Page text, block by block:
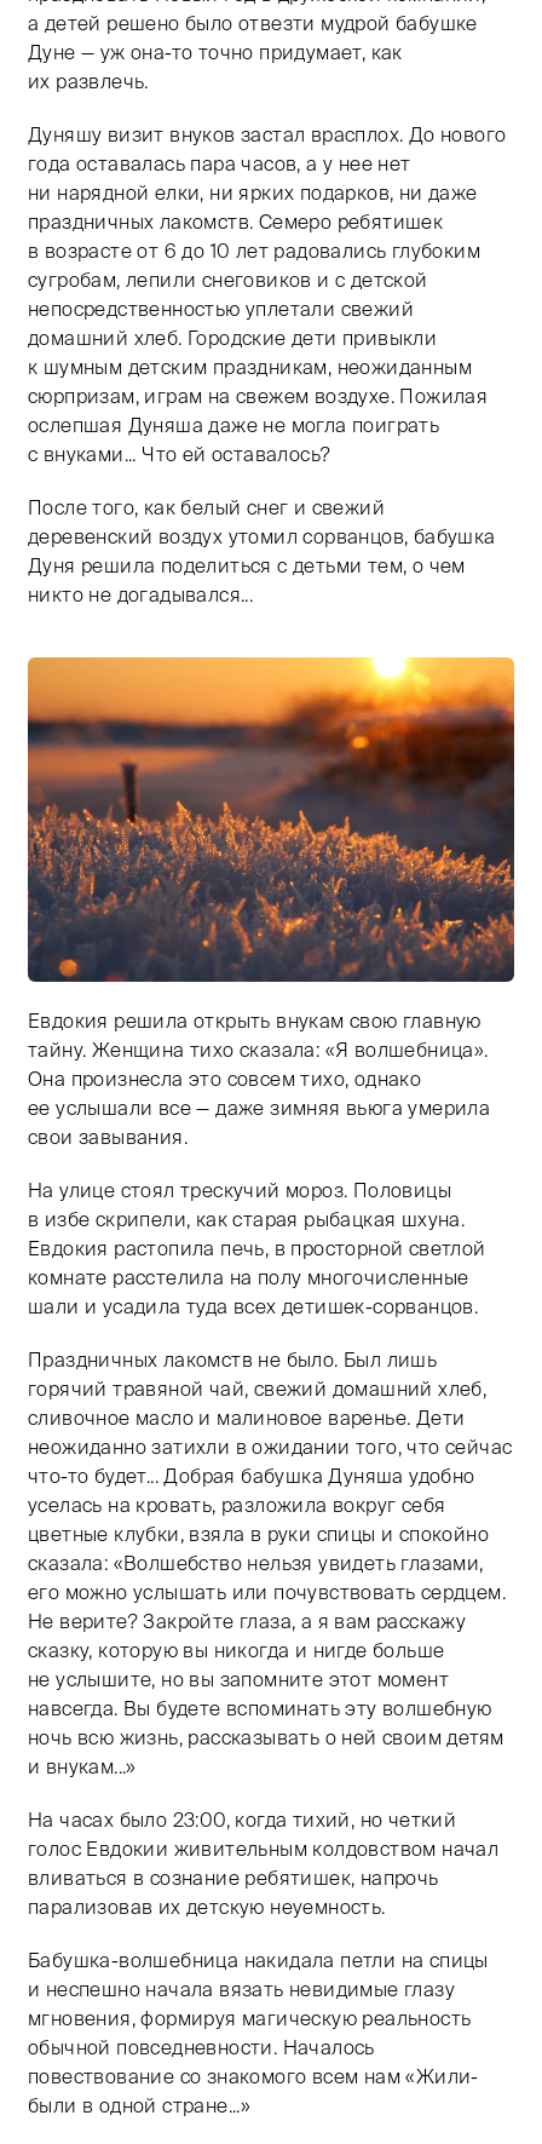
а детей решено было отвезти мудрой бабушке
Дуне — уж она-то точно придумает, как
их развлечь.
Дуняшу визит внуков застал врасплох. До нового
года оставалась пара часов, а у нее нет
ни нарядной елки, ни ярких подарков, ни даже
праздничных лакомств. Семеро ребятишек
в возрасте от 6 до 10 лет радовались глубоким
сугробам, лепили снеговиков и с детской
непосредственностью уплетали свежий
домашний хлеб. Городские дети привыкли
к шумным детским праздникам, неожиданным
сюрпризам, играм на свежем воздухе. Пожилая
ослепшая Дуняша даже не могла поиграть
с внуками... Что ей оставалось?
После того, как белый снег и свежий
деревенский воздух утомил сорванцов, бабушка
Дуня решила поделиться с детьми тем, о чем
никто не догадывался...
Тифлокомментарий: цветная фотография. Яркое
Евдокия решила открыть внукам свою главную
тайну. Женщина тихо сказала: «Я волшебница».
Она произнесла это совсем тихо, однако
ее услышали все — даже зимняя вьюга умерила
свои завывания.
На улице стоял трескучий мороз. Половицы
в избе скрипели, как старая рыбацкая шхуна.
Евдокия растопила печь, в просторной светлой
комнате расстелила на полу многочисленные
шали и усадила туда всех детишек-сорванцов.
Праздничных лакомств не было. Был лишь
горячий травяной чай, свежий домашний хлеб,
сливочное масло и малиновое варенье. Дети
неожиданно затихли в ожидании того, что сейчас
что-то будет... Добрая бабушка Дуняша удобно
уселась на кровать, разложила вокруг себя
цветные клубки, взяла в руки спицы и спокойно
сказала: «Волшебство нельзя увидеть глазами,
его можно услышать или почувствовать сердцем.
Не верите? Закройте глаза, а я вам расскажу
сказку, которую вы никогда и нигде больше
не услышите, но вы запомните этот момент
навсегда. Вы будете вспоминать эту волшебную
ночь всю жизнь, рассказывать о ней своим детям
и внукам...»
На часах было 23:00, когда тихий, но четкий
голос Евдокии живительным колдовством начал
вливаться в сознание ребятишек, напрочь
парализовав их детскую неуемность.
Бабушка-волшебница накидала петли на спицы
и неспешно начала вязать невидимые глазу
мгновения, формируя магическую реальность
обычной повседневности. Началось
повествование со знакомого всем нам «Жили-
были в одной стране...»